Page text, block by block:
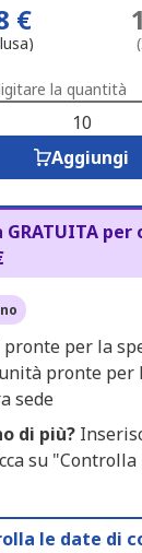
€
la quantità
Aggiungi
GRATUITA
per la
unità pronte per
sede
di più?
su "Controlla
le date di